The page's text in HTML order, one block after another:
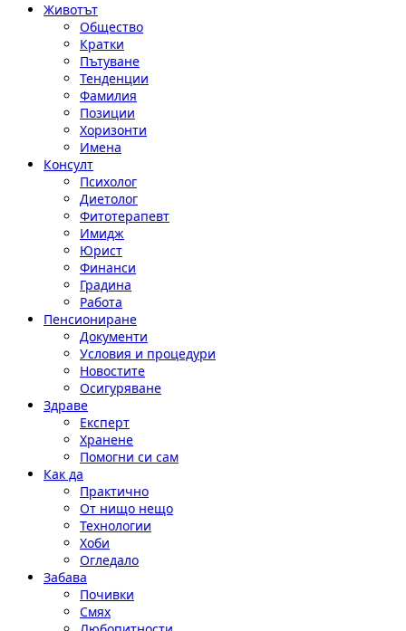
Животът
Общество
Кратки
Пътуване
Тенденции
Фамилия
Позиции
Хоризонти
Имена
Консулт
Психолог
Диетолог
Фитотерапевт
Имидж
Юрист
Финанси
Градина
Работа
Пенсиониране
Документи
Условия и процедури
Новостите
Осигуряване
Здраве
Експерт
Хранене
Помогни си сам
Как да
Практично
От нищо нещо
Технологии
Хоби
Огледало
Забава
Почивки
Смях